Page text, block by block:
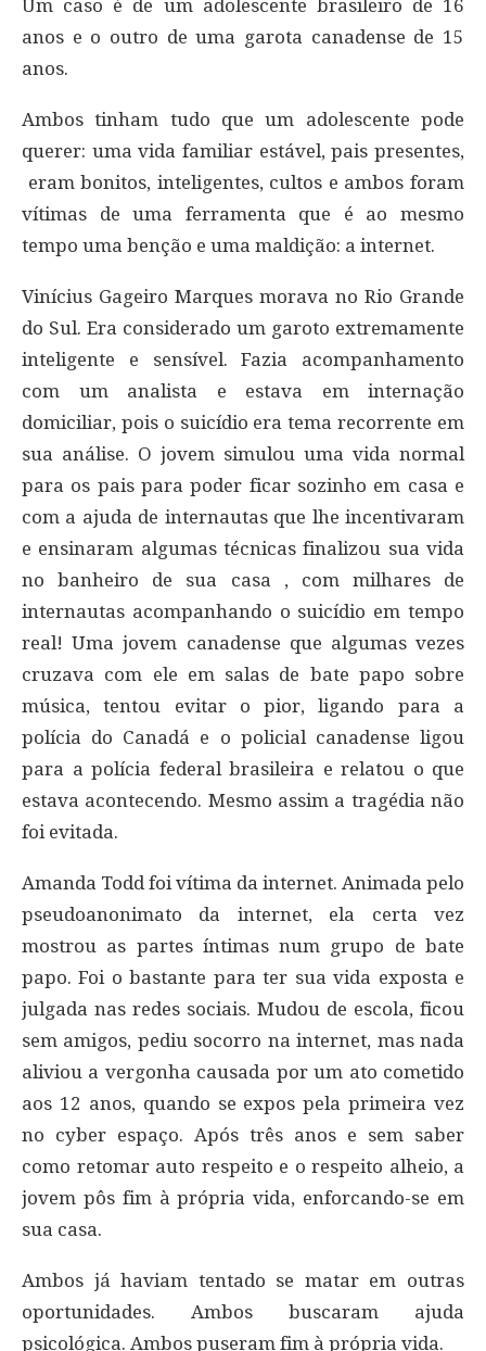
Um caso é de um adolescente brasileiro de 16
anos e o outro de uma garota canadense de 15
anos.
Ambos tinham tudo que um adolescente pode
querer: uma vida familiar estável, pais presentes,
eram bonitos, inteligentes, cultos e ambos foram
vítimas de uma ferramenta que é ao mesmo
tempo uma benção e uma maldição: a internet.
Vinícius Gageiro Marques morava no Rio Grande
do Sul. Era considerado um garoto extremamente
inteligente e sensível. Fazia acompanhamento
com um analista e estava em internação
domiciliar, pois o suicídio era tema recorrente em
sua análise. O jovem simulou uma vida normal
para os pais para poder ficar sozinho em casa e
com a ajuda de internautas que lhe incentivaram
e ensinaram algumas técnicas finalizou sua vida
no banheiro de sua casa , com milhares de
internautas acompanhando o suicídio em tempo
real! Uma jovem canadense que algumas vezes
cruzava com ele em salas de bate papo sobre
música, tentou evitar o pior, ligando para a
polícia do Canadá e o policial canadense ligou
para a polícia federal brasileira e relatou o que
estava acontecendo. Mesmo assim a tragédia não
foi evitada.
Amanda Todd foi vítima da internet. Animada pelo
pseudoanonimato da internet, ela certa vez
mostrou as partes íntimas num grupo de bate
papo. Foi o bastante para ter sua vida exposta e
julgada nas redes sociais. Mudou de escola, ficou
sem amigos, pediu socorro na internet, mas nada
aliviou a vergonha causada por um ato cometido
aos 12 anos, quando se expos pela primeira vez
no cyber espaço. Após três anos e sem saber
como retomar auto respeito e o respeito alheio, a
jovem pôs fim à própria vida, enforcando-se em
sua casa.
Ambos já haviam tentado se matar em outras
oportunidades. Ambos buscaram ajuda
psicológica. Ambos puseram fim à própria vida.